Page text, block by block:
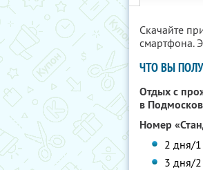
Скачайте
смартфона.
ЧТО ВЫ
Отдых с
в
Номер
2 дня/1
3 дня/2